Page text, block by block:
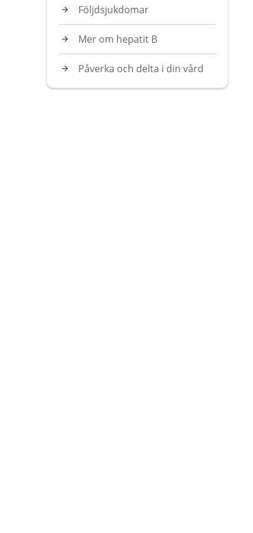
Följdsjukdomar
Mer om hepatit B
Påverka och delta i din vård